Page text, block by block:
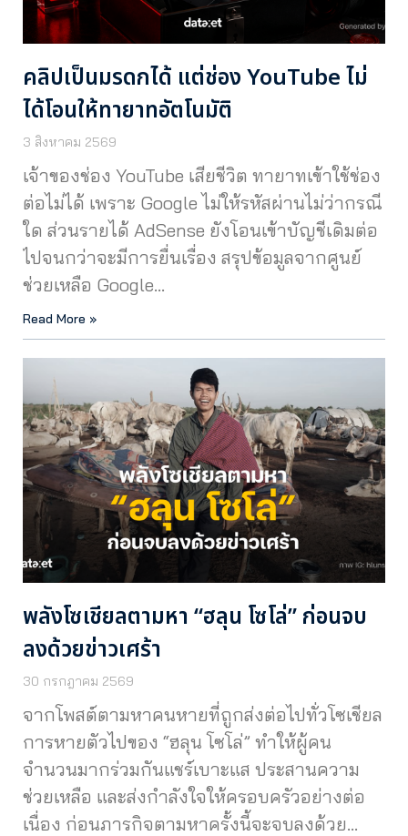
คลิปเป็นมรดกได้ แต่ช่อง YouTube ไม่
ได้โอนให้ทายาทอัตโนมัติ
3 สิงหาคม 2569
เจ้าของช่อง YouTube เสียชีวิต ทายาทเข้าใช้ช่อง
ต่อไม่ได้ เพราะ Google ไม่ให้รหัสผ่านไม่ว่ากรณี
ใด ส่วนรายได้ AdSense ยังโอนเข้าบัญชีเดิมต่อ
ไปจนกว่าจะมีการยื่นเรื่อง สรุปข้อมูลจากศูนย์
ช่วยเหลือ Google…
Read More »
พลังโซเชียลตามหา “ฮลุน โซโล่” ก่อนจบ
ลงด้วยข่าวเศร้า
30 กรกฎาคม 2569
จากโพสต์ตามหาคนหายที่ถูกส่งต่อไปทั่วโซเชียล
การหายตัวไปของ “ฮลุน โซโล่” ทำให้ผู้คน
จำนวนมากร่วมกันแชร์เบาะแส ประสานความ
ช่วยเหลือ และส่งกำลังใจให้ครอบครัวอย่างต่อ
เนื่อง ก่อนภารกิจตามหาครั้งนี้จะจบลงด้วย…